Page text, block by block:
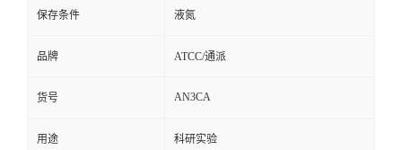
保存条件 液氮
品牌 ATCC/通派
货号 AN3CA
用途 科研实验